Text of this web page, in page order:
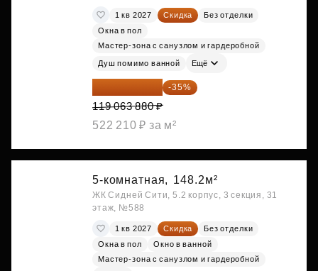
1 кв 2027 Скидка
Без отделки
Окна в пол
Мастер-зона с санузлом и гардеробной
Душ помимо ванной Ещё
77 391 522 ₽ -35%
119 063 880 ₽
522 210 ₽ за м²
5-комнатная, 148.2м²
ЖК Сидней Сити, 5.2 корпус, 3 секция, 31
этаж, №588
1 кв 2027 Скидка
Без отделки
Окна в пол
Окно в ванной
Мастер-зона с санузлом и гардеробной